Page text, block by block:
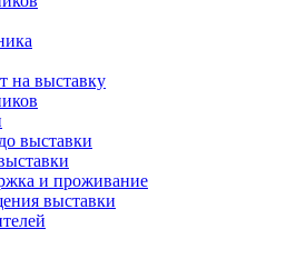
на выставку
выставки
и проживание
выставки